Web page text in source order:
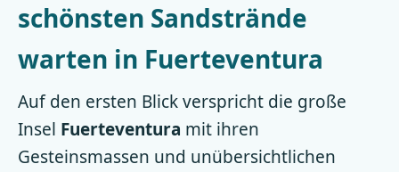
schönsten Sandstrände
warten in Fuerteventura
Auf den ersten Blick verspricht die große
Insel Fuerteventura mit ihren
Gesteinsmassen und unübersichtlichen